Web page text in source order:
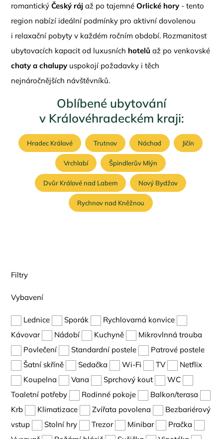
romantickýČeský ráj až po tajemnéOrlické hory - tento
region nabízí ideální podmínky pro aktivní dovolenou
i relaxační pobyty v každém ročním období. Rozmanitost
ubytovacích kapacit od luxusních hotelů až po venkovské
chaty a chalupy uspokojí požadavky i těch
nejnáročnějších návštěvníků.
Oblíbené ubytování
v Královéhradeckém kraji:
Hradec Králové Trutnov Náchod Jičín
Vrchlabí Špindlerův Mlýn
Dvůr Králové nad Labem Nový Bydžov
Rychnov nad Kněžnou
Filtry
Vybavení
Lednice Sporák
Rychlovarná konvice
Kávovar
Nádobí Kuchyně
Mikrovlnná trouba
Povlečení
Standardní postele
Patrové postele
Šatní skříně
Sedačka Wi-Fi TV
Netflix
Koupelna
Vana Sprchový kout
WC
Toaletní potřeby
Rodinné pokoje
Balkon/terasa
Krb
Klimatizace Zvířata povolena
Bezbariérový
vstup
Stolní hry Trezor Minibar
Pračka